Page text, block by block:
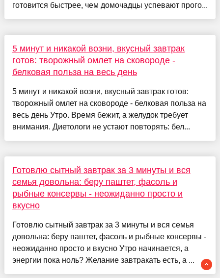
готовится быстрее, чем домочадцы успевают прого...
5 минут и никакой возни, вкусный завтрак
готов: творожный омлет на сковороде -
белковая польза на весь день
5 минут и никакой возни, вкусный завтрак готов:
творожный омлет на сковороде - белковая польза на
весь день Утро. Время бежит, а желудок требует
внимания. Диетологи не устают повторять: бел...
Готовлю сытный завтрак за 3 минуты и вся
семья довольна: беру паштет, фасоль и
рыбные консервы - неожиданно просто и
вкусно
Готовлю сытный завтрак за 3 минуты и вся семья
довольна: беру паштет, фасоль и рыбные консервы -
неожиданно просто и вкусно Утро начинается, а
энергии пока ноль? Желание завтракать есть, а ...